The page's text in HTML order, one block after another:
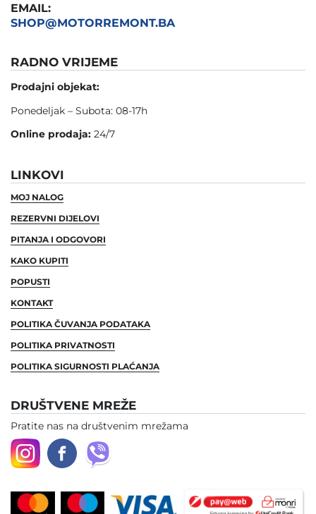
EMAIL:
SHOP@MOTORREMONT.BA
RADNO VRIJEME
Prodajni objekat:
Ponedeljak – Subota: 08-17h
Online prodaja: 24/7
LINKOVI
MOJ NALOG
REZERVNI DIJELOVI
PITANJA I ODGOVORI
KAKO KUPITI
POPUSTI
KONTAKT
POLITIKA ČUVANJA PODATAKA
POLITIKA PRIVATNOSTI
POLITIKA SIGURNOSTI PLAĆANJA
DRUŠTVENE MREŽE
Pratite nas na društvenim mrežama